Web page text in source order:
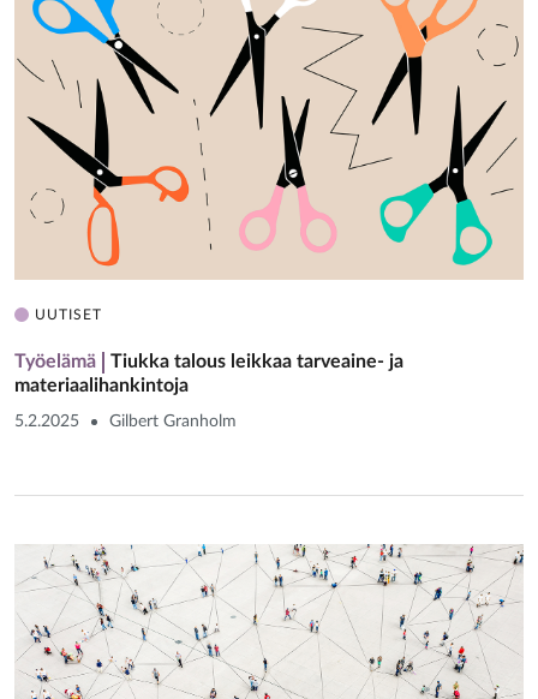
UUTISET
Työelämä
Tiukka talous leikkaa tarveaine- ja
materiaalihankintoja
5.2.2025 Gilbert Granholm